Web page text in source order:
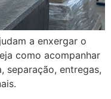
a enxergar o
como acompanhar
separação, entregas,